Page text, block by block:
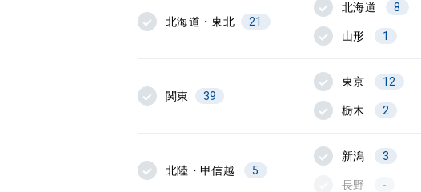
北海道・東北 21
北海道 8
山形 1
関東 39
東京 12
栃木 2
北陸・甲信越 5
新潟 3
長野 -